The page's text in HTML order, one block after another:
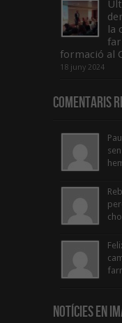
la
formació al
18 juny 2024
Comentaris
Notícies en